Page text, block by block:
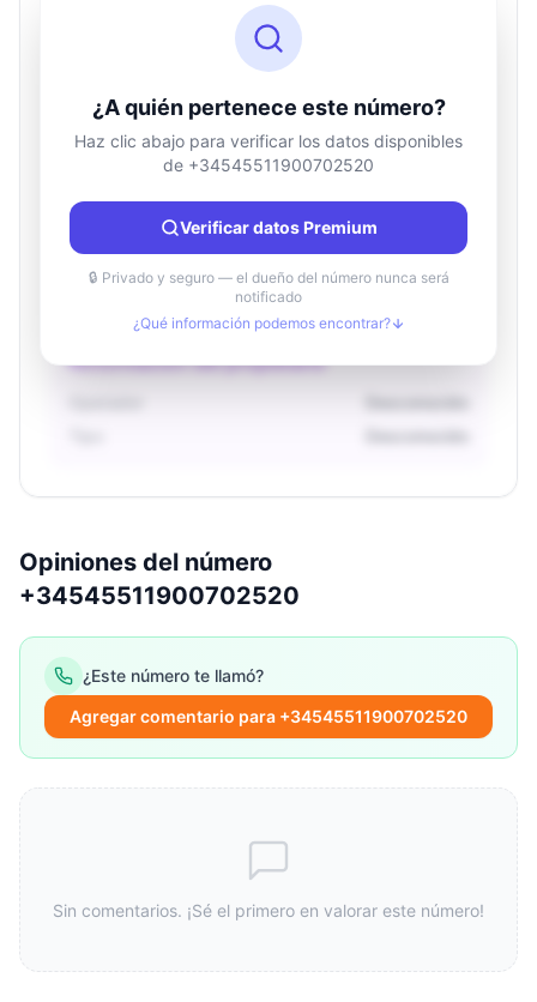
Información de ubicación
País
Desconocido
Ciudad
Desconocido
Región
Desconocido
Información del propietario
¿A quién pertenece este número?
Haz clic abajo para verificar los datos disponibles
de +34545511900702520
Verificar datos Premium
🔒 Privado y seguro — el dueño del número nunca será
notificado
¿Qué información podemos encontrar?
Opiniones del número
+34545511900702520
¿Este número te llamó?
Agregar comentario para +34545511900702520
Sin comentarios. ¡Sé el primero en valorar este número!